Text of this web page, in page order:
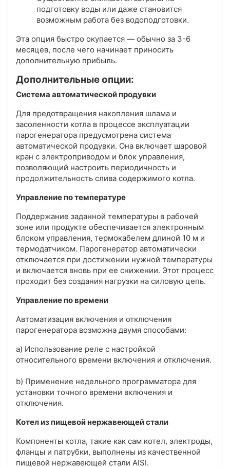
подготовку воды или даже становится
возможным работа без водоподготовки.
Эта опция быстро окупается — обычно за 3-6
месяцев, после чего начинает приносить
дополнительную прибыль.
Дополнительные опции:
Система автоматической продувки
Для предотвращения накопления шлама и
засоленности котла в процессе эксплуатации
парогенератора предусмотрена система
автоматической продувки. Она включает шаровой
кран с электроприводом и блок управления,
позволяющий настроить периодичность и
продолжительность слива содержимого котла.
Управление по температуре
Поддержание заданной температуры в рабочей
зоне или продукте обеспечивается электронным
блоком управления, термокабелем длиной 10 м и
термодатчиком. Парогенератор автоматически
отключается при достижении нужной температуры
и включается вновь при ее снижении. Этот процесс
проходит без создания нагрузки на силовую цепь.
Управление по времени
Автоматизация включения и отключения
парогенератора возможна двумя способами:
a) Использование реле с настройкой
относительного времени включения и отключения.
b) Применение недельного программатора для
установки точного времени включения и
отключения.
Котел из пищевой нержавеющей стали
Компоненты котла, такие как сам котел, электроды,
фланцы и патрубки, выполнены из качественной
пищевой нержавеющей стали AISI.